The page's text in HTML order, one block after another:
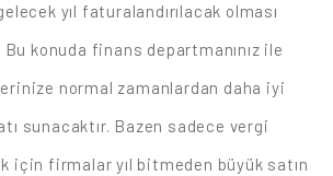
yıl faturalandırılacak olması
konuda finans departmanınız ile
normal zamanlardan daha iyi
sunacaktır. Bazen sadece vergi
için firmalar yıl bitmeden büyük satın